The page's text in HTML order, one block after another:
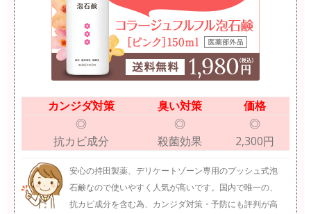
カンジダ対策 臭い対策
価格
◎
抗カビ成分
◎
殺菌効果
◎
2,300円
安心の持田製薬、デリケートゾーン専用のプッシュ式泡
石鹸なので使いやすく人気が高いです。国内で唯一の、
抗カビ成分を含む為、カンジダ対策・予防にも評判が高